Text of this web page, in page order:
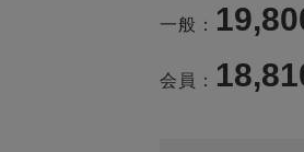
一般：
会員：